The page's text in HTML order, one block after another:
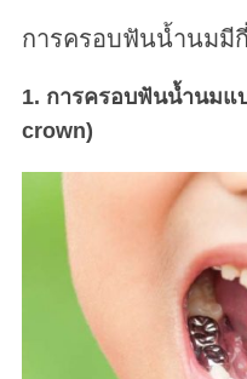
การครอบฟันน้ำนมมี
1. การครอบฟันน้ำนมแ
crown)